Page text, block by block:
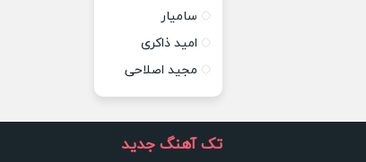
سامیار
امید ذاکری
مجید اصلاحی
تک آهنگ جدید